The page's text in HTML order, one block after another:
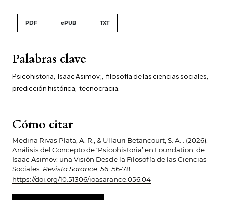
Palabras clave
Psicohistoria Isaac Asimov; filosofía de las ciencias sociales
predicción histórica tecnocracia.
Cómo citar
Medina Rivas Plata, A. R., & Ullauri Betancourt, S. A. . (2026).
Análisis del Concepto de ‘Psicohistoria’ en Foundation, de
Isaac Asimov: una Visión Desde la Filosofía de las Ciencias
Sociales. Revista Sarance, 56, 56-78.
https://doi.org/10.51306/ioasarance.056.04
PDF ePUB TXT